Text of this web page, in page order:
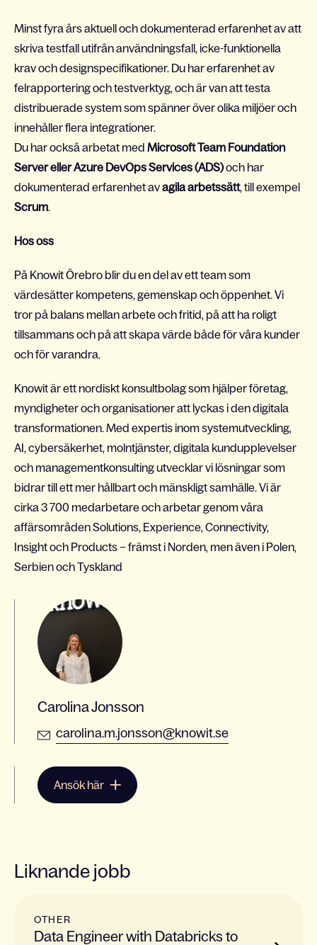
Minst fyra års aktuell och dokumenterad erfarenhet av att
skriva testfall utifrån användningsfall, icke-funktionella
krav och designspecifikationer. Du har erfarenhet av
felrapportering och testverktyg, och är van att testa
distribuerade system som spänner över olika miljöer och
innehåller flera integrationer.
Du har också arbetat med Microsoft Team Foundation
Server eller Azure DevOps Services (ADS)och har
dokumenterad erfarenhet avagila arbetssätt, till exempel
Scrum.
Hos oss
På Knowit Örebro blir du en del av ett team som
värdesätter kompetens, gemenskap och öppenhet. Vi
tror på balans mellan arbete och fritid, på att ha roligt
tillsammans och på att skapa värde både för våra kunder
och för varandra.
Knowit är ett nordiskt konsultbolag som hjälper företag,
myndigheter och organisationer att lyckas i den digitala
transformationen. Med expertis inom systemutveckling,
AI, cybersäkerhet, molntjänster, digitala kundupplevelser
och managementkonsulting utvecklar vi lösningar som
bidrar till ett mer hållbart och mänskligt samhälle. Vi är
cirka 3 700 medarbetare och arbetar genom våra
affärsområden Solutions, Experience, Connectivity,
Insight och Products – främst i Norden, men även i Polen,
Serbien och Tyskland
Carolina Jonsson
carolina.m.jonsson@knowit.se
Ansök här
Liknande jobb
OTHER
Data Engineer with Databricks to